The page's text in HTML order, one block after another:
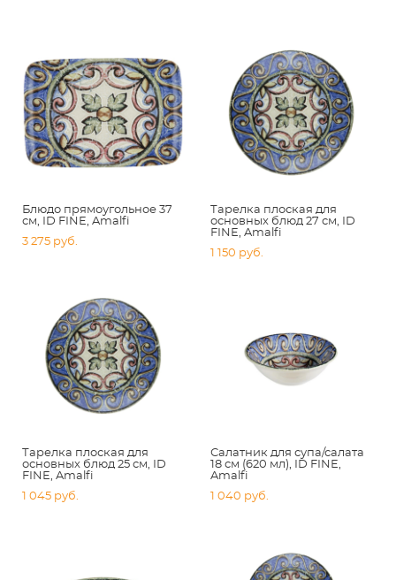
Блюдо прямоугольное 37
см, ID FINE, Amalfi
3 275 pуб.
Тарелка плоская для
основных блюд 27 см, ID
FINE, Amalfi
1 150 pуб.
Тарелка плоская для
основных блюд 25 см, ID
FINE, Amalfi
1 045 pуб.
Салатник для супа/салата
18 см (620 мл), ID FINE,
Amalfi
1 040 pуб.